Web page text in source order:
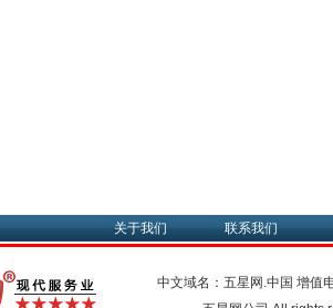
关于我们 联系我们
中文域名：五星网.中国 增值